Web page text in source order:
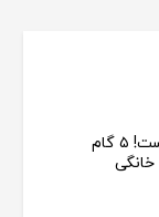
دیگر نیازی به تعمیرکار نیست! ۵ گام
خانگی